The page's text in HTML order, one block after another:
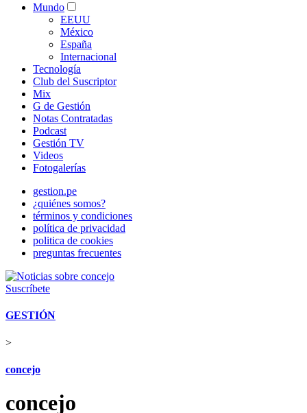
Mundo
EEUU
México
España
Internacional
Tecnología
Club del Suscriptor
Mix
G de Gestión
Notas Contratadas
Podcast
Gestión TV
Videos
Fotogalerías
gestion.pe
¿quiénes somos?
términos y condiciones
política de privacidad
politica de cookies
preguntas frecuentes
Suscríbete
GESTIÓN
>
concejo
concejo